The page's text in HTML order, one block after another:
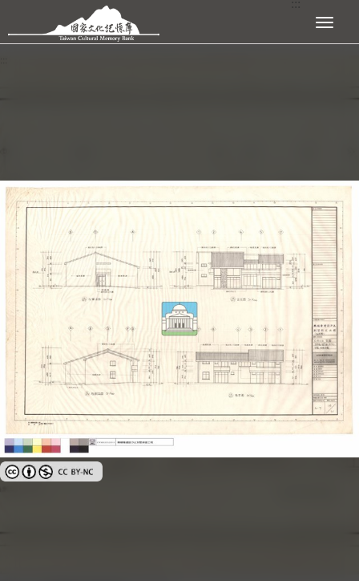
跳到主要內容區塊 展開選單
創用CC姓名標示-非商業性 3.0 台灣及其後版本(CC BY-NC 3.0 TW +)